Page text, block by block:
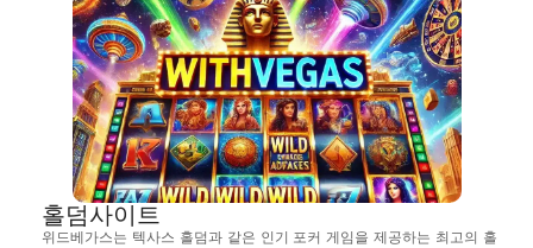
홀덤사이트
위드베가스는 텍사스 홀덤과 같은 인기 포커 게임을 제공하는 최고의 홀